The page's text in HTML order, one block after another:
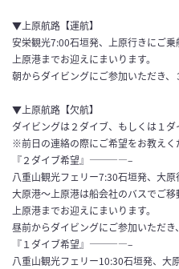
▼上原航路【運航】
安栄観光7:00石垣発、上原行きにご乗
上原港までお迎えにまいります。
朝からダイビングにご参加いただき、
▼上原航路【欠航】
ダイビングは２ダイブ、もしくは１ダ
※前日の連絡の際にご希望をお教えく
『２ダイブ希望』————–
八重山観光フェリー7:30石垣発、大原
大原港～上原港は船会社のバスでご移
上原港までお迎えにまいります。
昼前からダイビングにご参加いただき
『１ダイブ希望』————–
八重山観光フェリー10:30石垣発、大